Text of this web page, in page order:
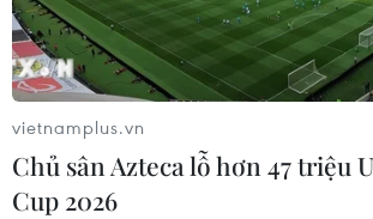
07/08/2026 02:21
Xem thêm
vietnamplus.vn
Chủ sân Azteca lỗ hơn 47 triệu
Cup 2026